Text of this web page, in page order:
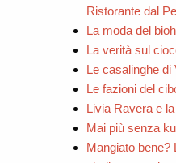
Ristorante dal
La moda del
La verità sul
Le casalinghe di
Le fazioni del
Livia Ravera e
Mai più senza
Mangiato bene?